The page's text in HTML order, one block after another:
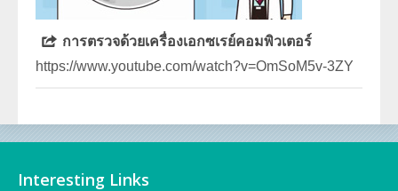
การตรวจด้วยเครื่องเอกซเรย์คอมพิวเตอร์
https://www.youtube.com/watch?v=OmSoM5v-3ZY
Interesting Links